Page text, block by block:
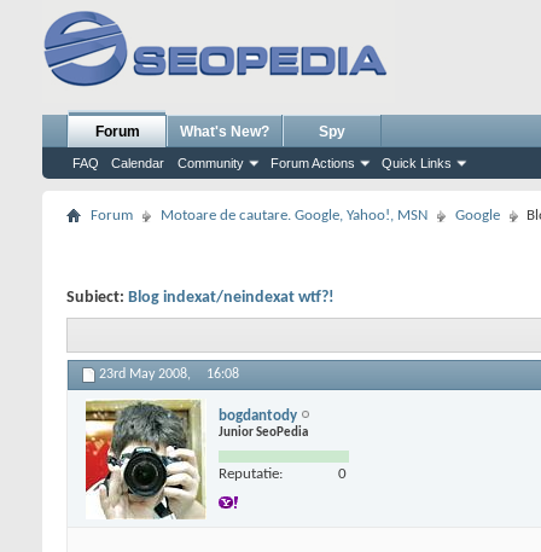
Forum
FAQ Calendar Community Forum Actions Quick Links
What's New? Spy
Forum Motoare de cautare. Google, Yahoo!, MSN Google
Subiect: Blog indexat/neindexat wtf?!
23rd May 2008, 16:08
bogdantody
Junior SeoPedia
Reputatie: 0